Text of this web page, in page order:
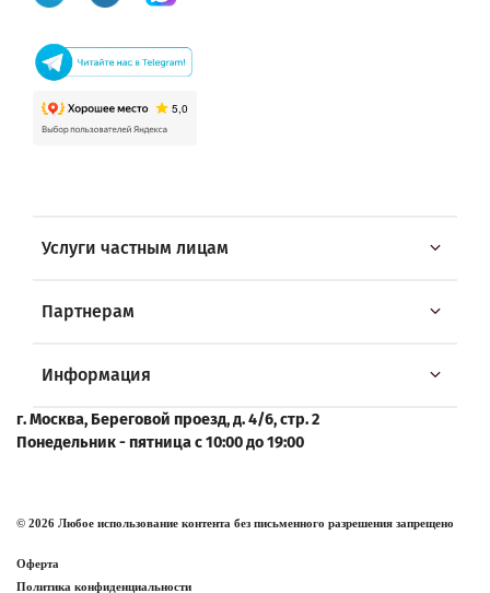
Услуги частным лицам
Партнерам
Информация
г. Москва, Береговой проезд, д. 4/6, стр. 2
Понедельник - пятница с 10:00 до 19:00
© 2026 Любое использование контента без письменного разрешения запрещено
Оферта
Политика конфиденциальности